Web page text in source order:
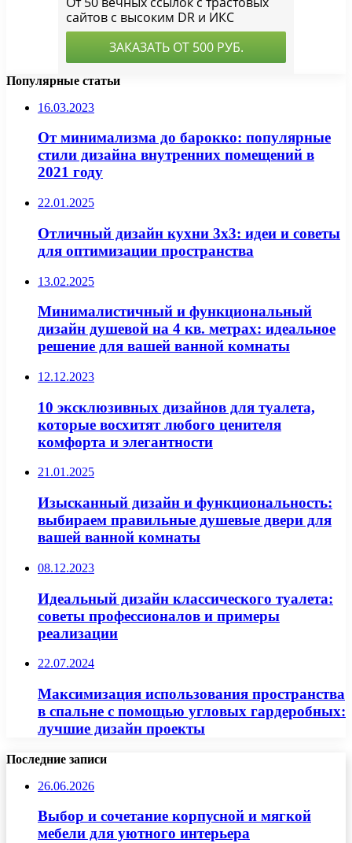
Популярные статьи
16.03.2023
От минимализма до барокко: популярные
стили дизайна внутренних помещений в
2021 году
22.01.2025
Отличный дизайн кухни 3х3: идеи и советы
для оптимизации пространства
13.02.2025
Минималистичный и функциональный
дизайн душевой на 4 кв. метрах: идеальное
решение для вашей ванной комнаты
12.12.2023
10 эксклюзивных дизайнов для туалета,
которые восхитят любого ценителя
комфорта и элегантности
21.01.2025
Изысканный дизайн и функциональность:
выбираем правильные душевые двери для
вашей ванной комнаты
08.12.2023
Идеальный дизайн классического туалета:
советы профессионалов и примеры
реализации
22.07.2024
Максимизация использования пространства
в спальне с помощью угловых гардеробных:
лучшие дизайн проекты
Последние записи
26.06.2026
Выбор и сочетание корпусной и мягкой
мебели для уютного интерьера